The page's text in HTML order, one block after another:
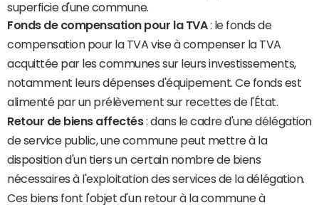
superficie d'une commune.
Fonds de compensation pour la TVA: le fonds de
compensation pour la TVA vise à compenser la TVA
acquittée par les communes sur leurs investissements,
notamment leurs dépenses d'équipement. Ce fonds est
alimenté par un prélèvement sur recettes de l'État.
Retour de biens affectés: dans le cadre d'une délégation
de service public, une commune peut mettre à la
disposition d'un tiers un certain nombre de biens
nécessaires à l'exploitation des services de la délégation.
Ces biens font l'objet d'un retour à la commune à